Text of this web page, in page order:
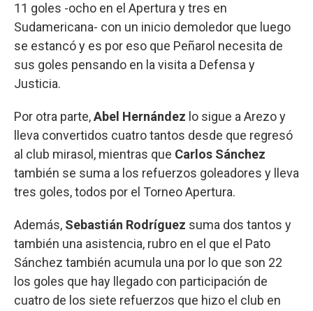
11 goles -ocho en el Apertura y tres en
Sudamericana- con un inicio demoledor que luego
se estancó y es por eso que Peñarol necesita de
sus goles pensando en la visita a Defensa y
Justicia.
Por otra parte,Abel Hernández lo sigue a Arezo y
lleva convertidos cuatro tantos desde que regresó
al club mirasol, mientras que Carlos Sánchez
también se suma a los refuerzos goleadores y lleva
tres goles, todos por el Torneo Apertura.
Además, Sebastián Rodríguez suma dos tantos y
también una asistencia, rubro en el que el Pato
Sánchez también acumula una por lo que son 22
los goles que hay llegado con participación de
cuatro de los siete refuerzos que hizo el club en